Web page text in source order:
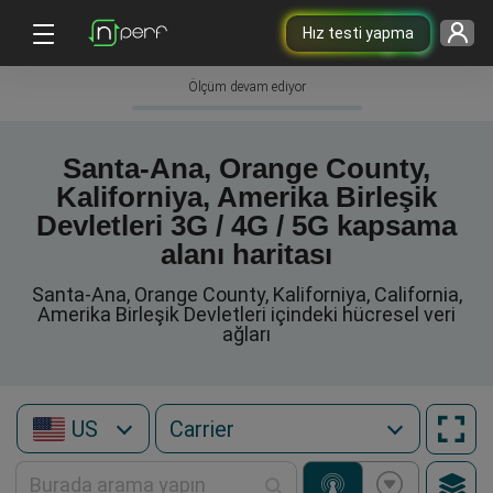
Hız testi yapma
Ölçüm devam ediyor
Santa-Ana, Orange County,
Kaliforniya, Amerika Birleşik
Devletleri 3G / 4G / 5G kapsama
alanı haritası
Santa-Ana, Orange County, Kaliforniya, California,
Amerika Birleşik Devletleri içindeki hücresel veri
ağları
US